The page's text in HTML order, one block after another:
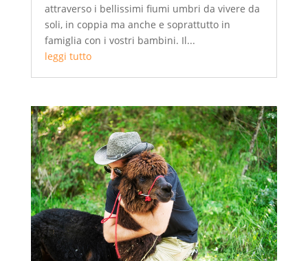
attraverso i bellissimi fiumi umbri da vivere da
soli, in coppia ma anche e soprattutto in
famiglia con i vostri bambini. Il...
leggi tutto